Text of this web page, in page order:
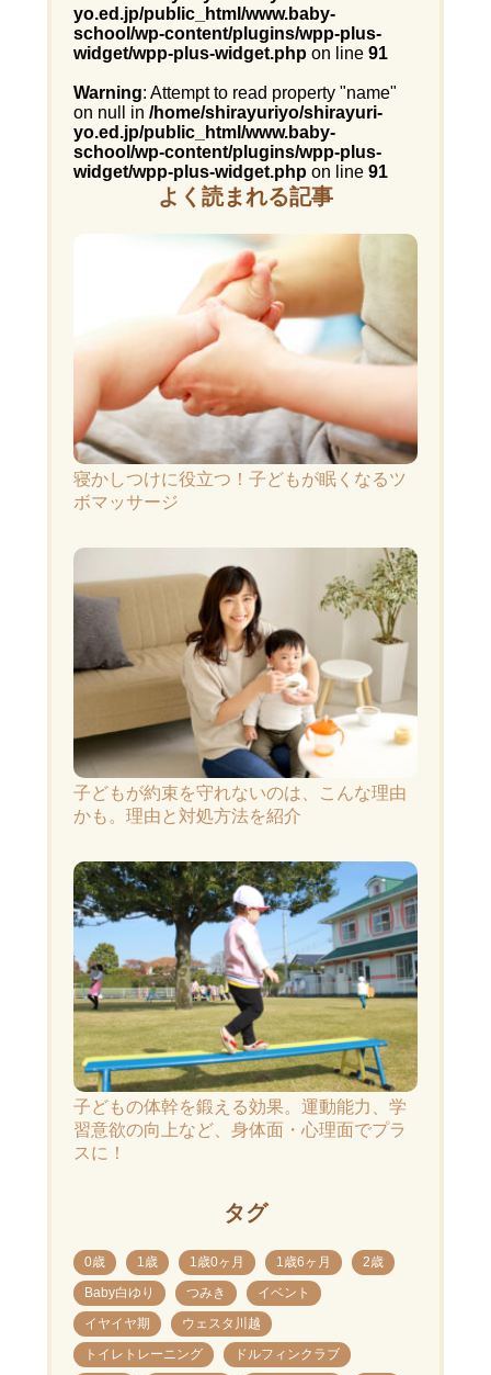
yo.ed.jp/public_html/www.baby-
school/wp-content/plugins/wpp-plus-
widget/wpp-plus-widget.phpon line 91
Warning: Attempt to read property "name"
on null in /home/shirayuriyo/shirayuri-
yo.ed.jp/public_html/www.baby-
school/wp-content/plugins/wpp-plus-
widget/wpp-plus-widget.phpon line 91
よく読まれる記事
寝かしつけに役立つ！子どもが眠くなるツ
ボマッサージ
子どもが約束を守れないのは、こんな理由
かも。理由と対処方法を紹介
子どもの体幹を鍛える効果。運動能力、学
習意欲の向上など、身体面・心理面でプラ
スに！
タグ
0歳 1歳 1歳0ヶ月 1歳6ヶ月
2歳
Baby白ゆり
つみき
イベント
イヤイヤ期
ウェスタ川越
トイレトレーニング
ドルフィンクラブ